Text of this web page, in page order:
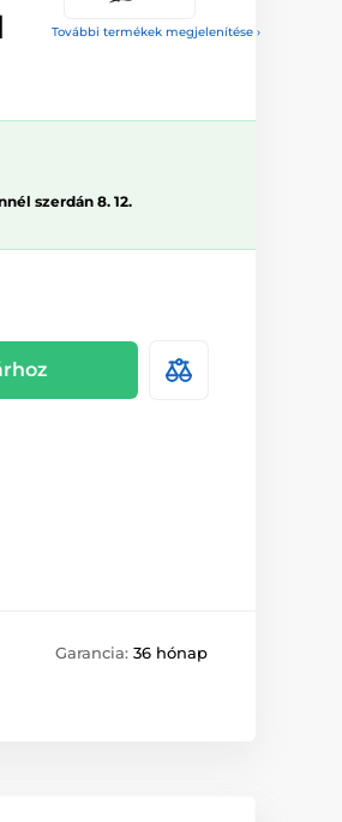
További termékek megjelenítése ›
szerdán 8. 12.
Garancia: 36 hónap